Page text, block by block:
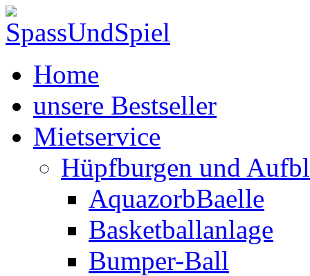
Home
unsere Bestseller
Mietservice
Hüpfburgen und
AquazorbBaelle
Basketballanlage
Bumper-Ball